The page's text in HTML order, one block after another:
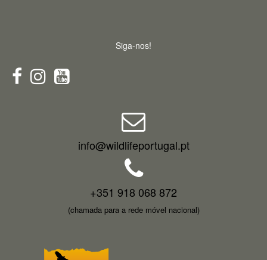
Siga-nos!
info@wildlifeportugal.pt
+351 918 068 872
(chamada para a rede móvel nacional)